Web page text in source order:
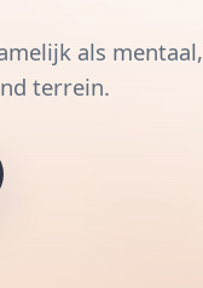
als mentaal,
terrein.